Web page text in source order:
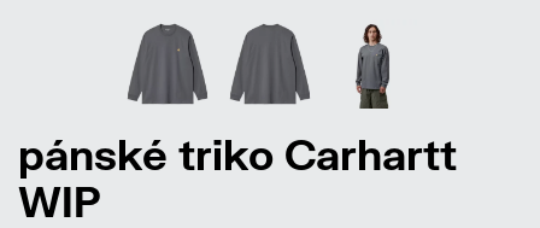
pánské triko Carhartt
WIP